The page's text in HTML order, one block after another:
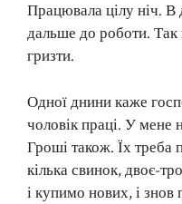
Працювала цілу ніч. В
дальше до роботи. Так
гризти.
Одної днини каже
чоловік праці. У мене
Гроші також. Їх треба
кілька свинок, двоє-
і купимо нових, і